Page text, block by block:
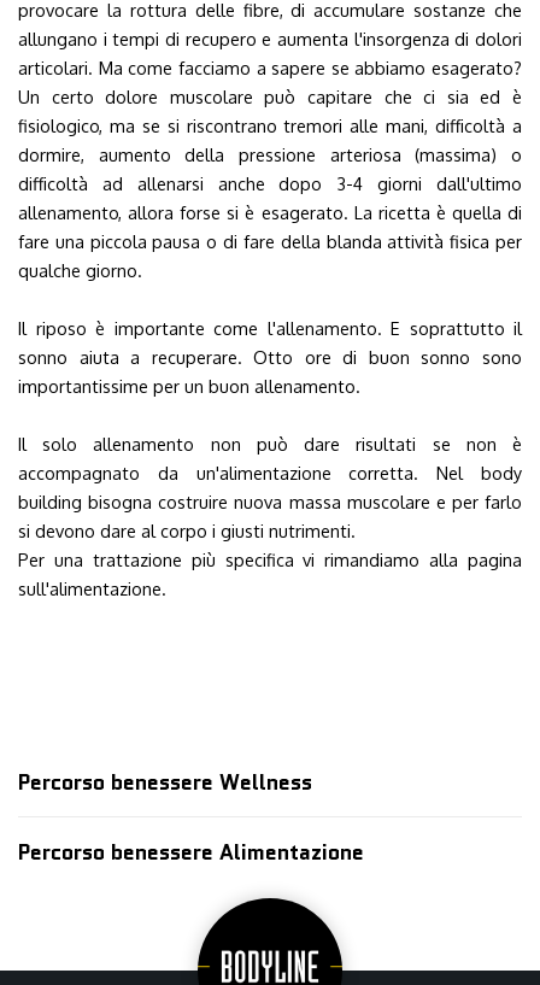
provocare la rottura delle fibre, di accumulare sostanze che
allungano i tempi di recupero e aumenta l'insorgenza di dolori
articolari. Ma come facciamo a sapere se abbiamo esagerato?
Un certo dolore muscolare può capitare che ci sia ed è
fisiologico, ma se si riscontrano tremori alle mani, difficoltà a
dormire, aumento della pressione arteriosa (massima) o
difficoltà ad allenarsi anche dopo 3-4 giorni dall'ultimo
allenamento, allora forse si è esagerato. La ricetta è quella di
fare una piccola pausa o di fare della blanda attività fisica per
qualche giorno.
Il riposo è importante come l'allenamento. E soprattutto il
sonno aiuta a recuperare. Otto ore di buon sonno sono
importantissime per un buon allenamento.
Il solo allenamento non può dare risultati se non è
accompagnato da un'alimentazione corretta. Nel body
building bisogna costruire nuova massa muscolare e per farlo
si devono dare al corpo i giusti nutrimenti.
Per una trattazione più specifica vi rimandiamo alla pagina
sull'alimentazione.
Percorso benessere Wellness
Percorso benessere Alimentazione